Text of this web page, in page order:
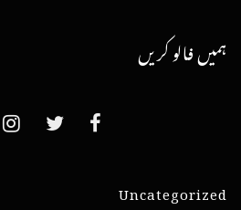
ہمیں فالو کریں
Uncategorized